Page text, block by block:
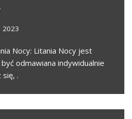
2023
Nocy: Litania Nocy jest
odmawiana indywidualnie
.